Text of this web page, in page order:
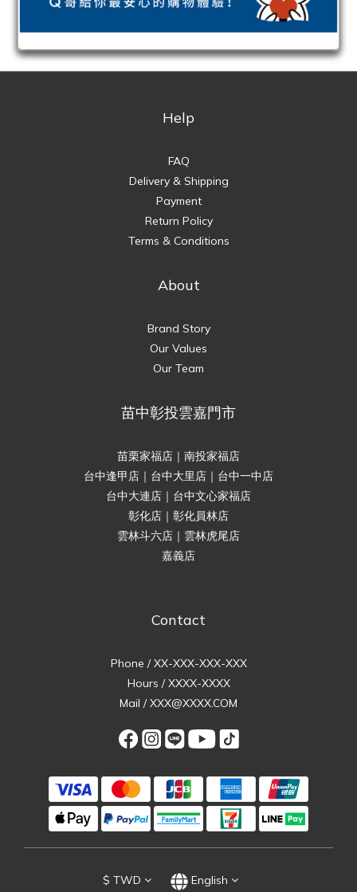
Help
FAQ
Delivery & Shipping
Payment
Return Policy
Terms & Conditions
About
Brand Story
Our Values
Our Team
苗中彰投雲嘉門市
苗栗家福店｜南投家福店
台中逢甲店｜台中大里店｜台中一中店
台中大連店｜台中文心家福店
彰化店｜彰化員林店
雲林斗六店｜雲林虎尾店
嘉義店
Contact
Phone / XX-XXX-XXX-XXX
Hours / XXXX-XXXX
Mail / XXX@XXXX.COM
$ TWD English